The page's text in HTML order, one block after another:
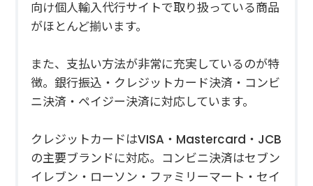
向け個人輸入代行サイトで取り扱っている商品
がほとんど揃います。
また、支払い方法が非常に充実しているのが特
徴。銀行振込・クレジットカード決済・コンビ
ニ決済・ペイジー決済に対応しています。
クレジットカードはVISA・Mastercard・JCB
の主要ブランドに対応。コンビニ決済はセブン
イレブン・ローソン・ファミリーマート・セイ